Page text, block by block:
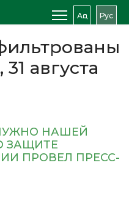
Аԥс Рус
августа
НАШЕЙ
ЗАЩИТЕ
ПРОВЕЛ ПРЕСС-